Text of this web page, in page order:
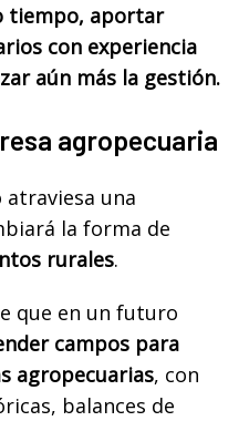
tiempo, aportar
con experiencia
aún más la gestión.
agropecuaria
atraviesa una
la forma de
rurales.
que en un futuro
campos para
agropecuarias, con
balances de